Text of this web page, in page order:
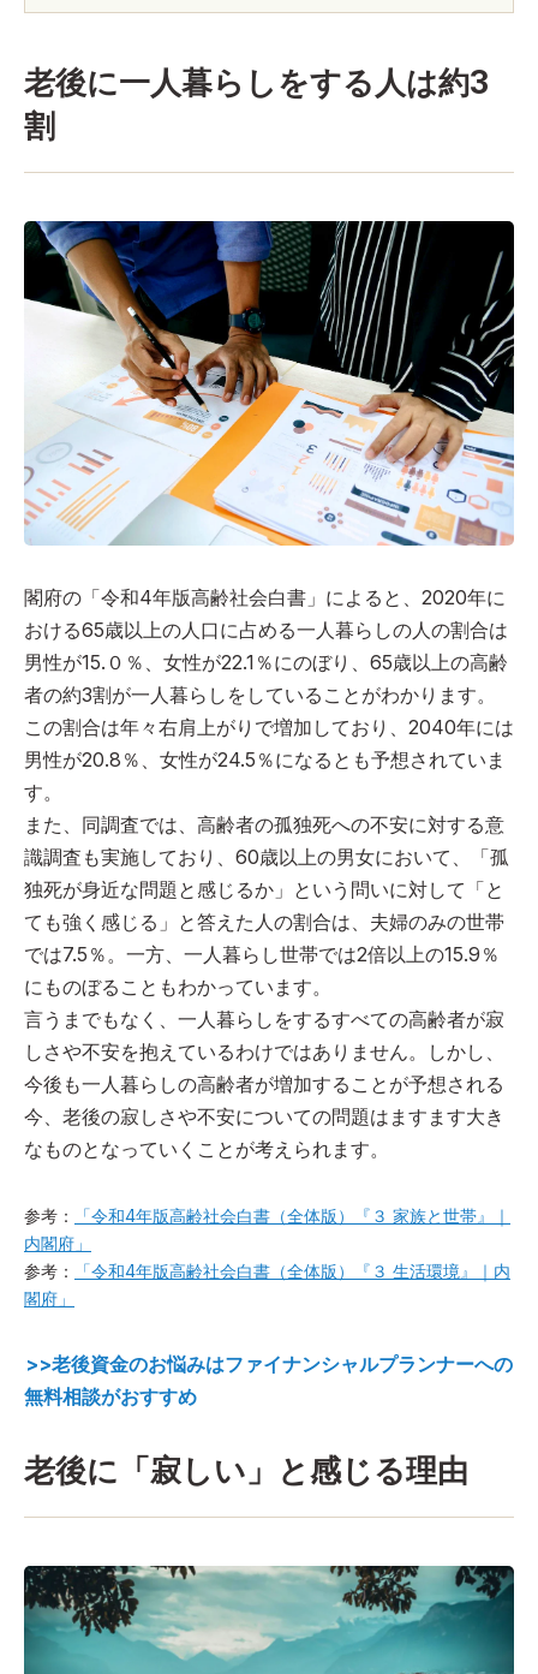
老後に一人暮らしをする人は約3
割
閣府の「令和4年版高齢社会白書」によると、2020年に
おける65歳以上の人口に占める一人暮らしの人の割合は
男性が15.０％、女性が22.1％にのぼり、65歳以上の高齢
者の約3割が一人暮らしをしていることがわかります。
この割合は年々右肩上がりで増加しており、2040年には
男性が20.8％、女性が24.5％になるとも予想されていま
す。
また、同調査では、高齢者の孤独死への不安に対する意
識調査も実施しており、60歳以上の男女において、「孤
独死が身近な問題と感じるか」という問いに対して「と
ても強く感じる」と答えた人の割合は、夫婦のみの世帯
では7.5％。一方、一人暮らし世帯では2倍以上の15.9％
にものぼることもわかっています。
言うまでもなく、一人暮らしをするすべての高齢者が寂
しさや不安を抱えているわけではありません。しかし、
今後も一人暮らしの高齢者が増加することが予想される
今、老後の寂しさや不安についての問題はますます大き
なものとなっていくことが考えられます。
参考：
「令和4年版高齢社会白書（全体版）『３ 家族と世帯』｜
内閣府」
参考：
「令和4年版高齢社会白書（全体版）『３ 生活環境』｜内
閣府」
>>老後資金のお悩みはファイナンシャルプランナーへの
無料相談がおすすめ
老後に「寂しい」と感じる理由